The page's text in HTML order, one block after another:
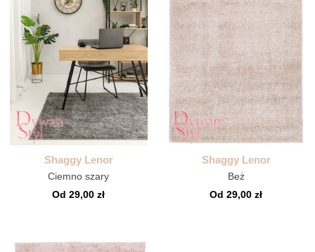
Shaggy Lenor
Ciemno szary
Od 29,00 zł
Shaggy Lenor
Beż
Od 29,00 zł